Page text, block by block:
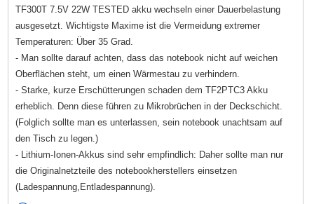
TF300T 7.5V 22W TESTED akku wechseln einer Dauerbelastung
ausgesetzt. Wichtigste Maxime ist die Vermeidung extremer
Temperaturen: Über 35 Grad.
- Man sollte darauf achten, dass das notebook nicht auf weichen
Oberflächen steht, um einen Wärmestau zu verhindern.
- Starke, kurze Erschütterungen schaden dem TF2PTC3 Akku
erheblich. Denn diese führen zu Mikrobrüchen in der Deckschicht.
(Folglich sollte man es unterlassen, sein notebook unachtsam auf
den Tisch zu legen.)
- Lithium-Ionen-Akkus sind sehr empfindlich: Daher sollte man nur
die Originalnetzteile des notebookherstellers einsetzen
(Ladespannung,Entladespannung).